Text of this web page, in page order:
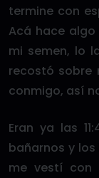
termine con
Acá hace
mi semen, lo
recostó sobre
conmigo, así
Eran ya las
bañarnos y los
me vestí con